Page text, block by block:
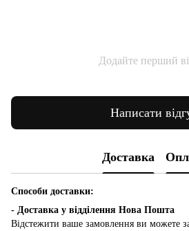
Додайте перший
Написати
Доставка
Способи доставки:
- Доставка у відділення Нова Пошта
Відстежити ваше замовлення ви можете